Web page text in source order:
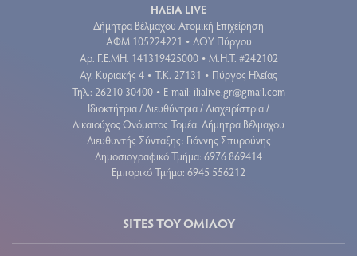
ΗΛΕΙΑ LIVE
Δήμητρα Βέλμαχου Ατομική Επιχείρηση
ΑΦΜ 105224221 • ΔΟΥ Πύργου
Aρ. Γ.Ε.ΜΗ. 141319425000 • Μ.Η.Τ. #242102
Αγ. Κυριακής 4 • Τ.Κ. 27131 • Πύργος Ηλείας
Τηλ.: 26210 30400 • E-mail: ilialive.gr@gmail.com
Ιδιοκτήτρια / Διευθύντρια / Διαχειρίστρια /
Δικαιούχος Ονόματος Τομέα: Δήμητρα Βέλμαχου
Διευθυντής Σύνταξης: Γιάννης Σπυρούνης
Δημοσιογραφικό Τμήμα: 6976 869414
Εμπορικό Τμήμα: 6945 556212
SITES ΤΟΥ ΟΜΙΛΟΥ